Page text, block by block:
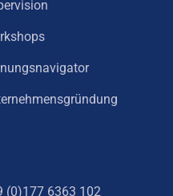
(0)177 6363 102